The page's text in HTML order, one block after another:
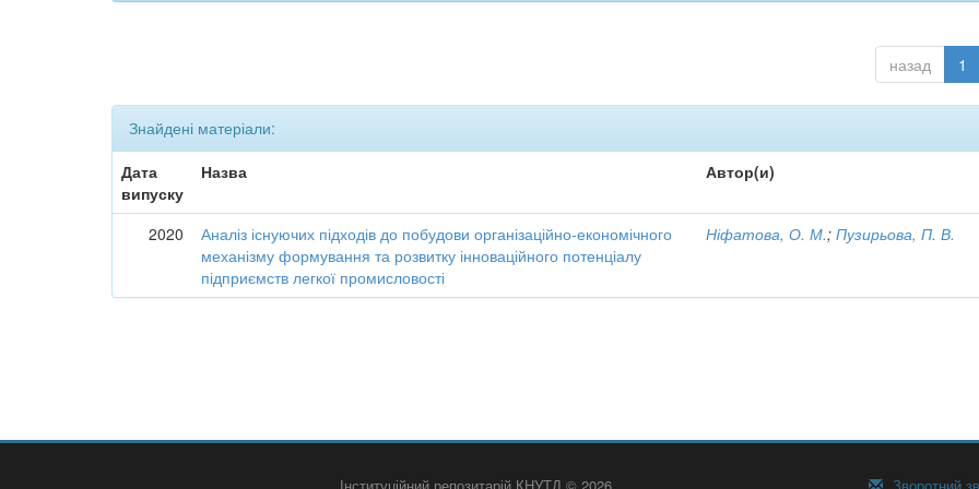
назад 1
Знайдені матеріали:
Дата
випуску
Назва Автор(и)
2020
Аналіз існуючих підходів до побудови організаційно-економічного
механізму формування та розвитку інноваційного потенціалу
підприємств легкої промисловості
Ніфатова, О. М.;Пузирьова, П. В.